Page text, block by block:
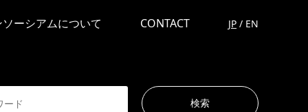
ーシアムについて CONTACT JP / EN